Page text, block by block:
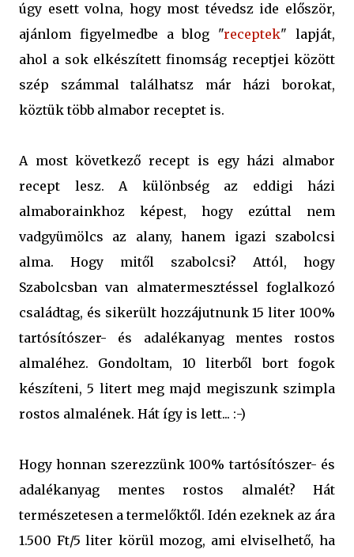
úgy esett volna, hogy most tévedsz ide először,
ajánlom figyelmedbe a blog "receptek" lapját,
ahol a sok elkészített finomság receptjei között
szép számmal találhatsz már házi borokat,
köztük több almabor receptet is.
A most következő recept is egy házi almabor
recept lesz. A különbség az eddigi házi
almaborainkhoz képest, hogy ezúttal nem
vadgyümölcs az alany, hanem igazi szabolcsi
alma. Hogy mitől szabolcsi? Attól, hogy
Szabolcsban van almatermesztéssel foglalkozó
családtag, és sikerült hozzájutnunk 15 liter 100%
tartósítószer- és adalékanyag mentes rostos
almaléhez. Gondoltam, 10 literből bort fogok
készíteni, 5 litert meg majd megiszunk szimpla
rostos almalének. Hát így is lett... :-)
Hogy honnan szerezzünk 100% tartósítószer- és
adalékanyag mentes rostos almalét? Hát
természetesen a termelőktől. Idén ezeknek az ára
1.500 Ft/5 liter körül mozog, ami elviselhető, ha